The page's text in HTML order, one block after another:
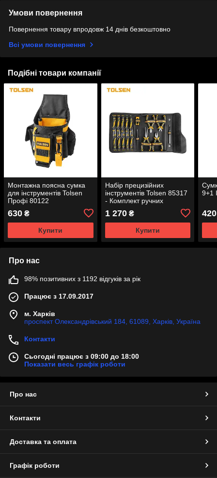
Умови повернення
Повернення товару впродовж 14 днів безкоштовно
Всі умови повернення
Подібні товари компанії
Монтажна поясна сумка
для інструментів Tolsen
Профі 80122
630 ₴
Купити
Набір прецизійних
інструментів Tolsen 85317
- Комплект ручних
предметів
1 270₴
Купити
9+1
420
Про нас
98% позитивних з 1192 відгуків за рік
Працює з 17.09.2017
м. Харків
проспект Олександрівський 184, 61089, Харків, Україна
Контакти
Сьогодні працює з 09:00 до 18:00
Показати весь графік роботи
Про нас
Контакти
Доставка та оплата
Графік роботи